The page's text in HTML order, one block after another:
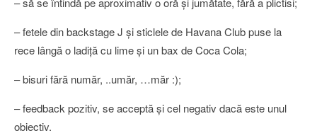
– fetele din backstage J şi sticlele de Havana Club puse la
rece lângă o ladiţă cu lime şi un bax de Coca Cola;
– bisuri fără număr, ..umăr, …măr :);
– feedback pozitiv, se acceptă şi cel negativ dacă este unul
obiectiv.